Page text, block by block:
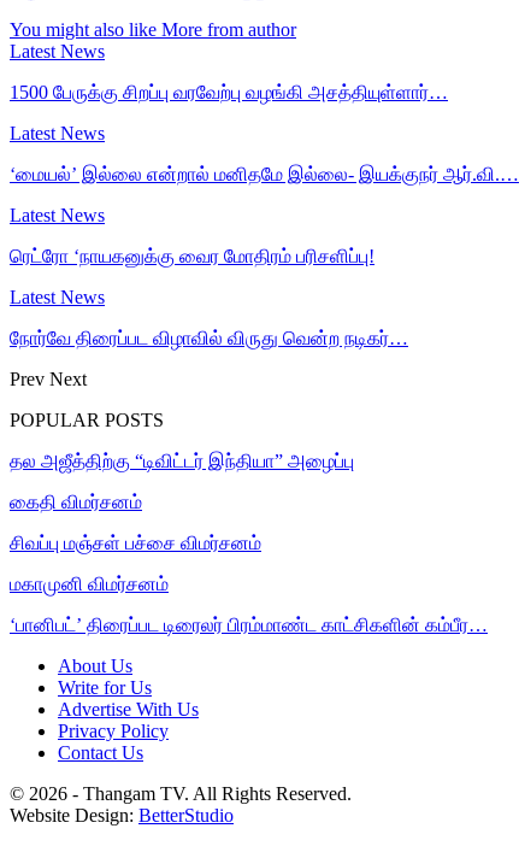
You might also like More from author
Latest News
1500 பேருக்கு சிறப்பு வரவேற்பு வழங்கி அசத்தியுள்ளார்…
Latest News
‘மையல்’ இல்லை என்றால் மனிதமே இல்லை- இயக்குநர் ஆர்.வி.…
Latest News
ரெட்ரோ ‘நாயகனுக்கு வைர மோதிரம் பரிசளிப்பு!
Latest News
நோர்வே திரைப்பட விழாவில் விருது வென்ற நடிகர்…
Prev Next
POPULAR POSTS
தல அஜீத்திற்கு “டிவிட்டர் இந்தியா” அழைப்பு
கைதி விமர்சனம்
சிவப்பு மஞ்சள் பச்சை விமர்சனம்
மகாமுனி விமர்சனம்
‘பானிபட்’ திரைப்பட டிரைலர் பிரம்மாண்ட காட்சிகளின் கம்பீர…
About Us
Write for Us
Advertise With Us
Privacy Policy
Contact Us
© 2026 - Thangam TV. All Rights Reserved.
Website Design: BetterStudio